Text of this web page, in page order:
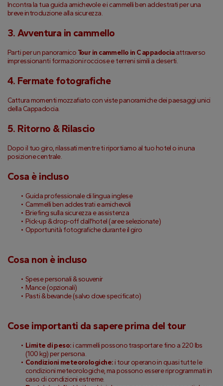
Incontra la tua guida amichevole e i cammelli ben addestrati per una
breve introduzione alla sicurezza.
3. Avventura in cammello
Parti per un panoramico Tour in cammello in Cappadocia attraverso
impressionanti formazioni rocciose e terreni simili a deserti.
4. Fermate fotografiche
Cattura momenti mozzafiato con viste panoramiche dei paesaggi unici
della Cappadocia.
5. Ritorno & Rilascio
Dopo il tuo giro, rilassati mentre ti riportiamo al tuo hotel o in una
posizione centrale.
Cosa è incluso
Guida professionale di lingua inglese
Cammelli ben addestrati e amichevoli
Briefing sulla sicurezza e assistenza
Pick-up & drop-off dall'hotel (aree selezionate)
Opportunità fotografiche durante il giro
Cosa non è incluso
Spese personali & souvenir
Mance (opzionali)
Pasti & bevande (salvo dove specificato)
Cose importanti da sapere prima del tour
Limite di peso: i cammelli possono trasportare fino a 220 lbs
(100 kg) per persona.
Condizioni meteorologiche: i tour operano in quasi tutte le
condizioni meteorologiche, ma possono essere riprogrammati in
caso di condizioni estreme.